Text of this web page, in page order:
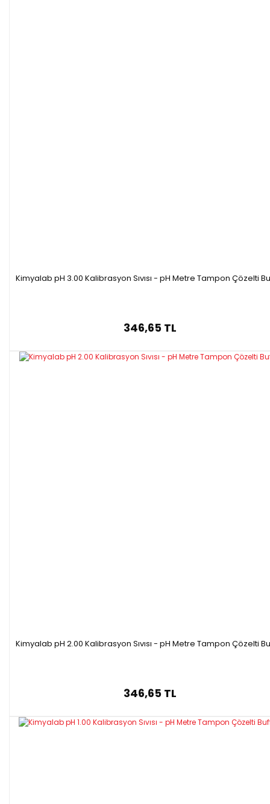
Kimyalab pH 3.00 Kalibrasyon Sıvısı - pH Metre Tampon Çözelti
346,65 TL
Kimyalab pH 2.00 Kalibrasyon Sıvısı - pH Metre Tampon Çözelti
346,65 TL